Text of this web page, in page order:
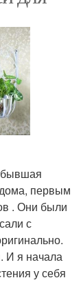
бывшая
дома, первым
. Они были
с
И я начала
у себя